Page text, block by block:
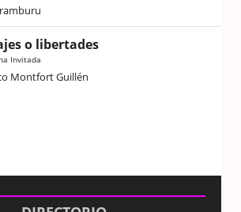
o libertades
Invitada
Montfort Guillén